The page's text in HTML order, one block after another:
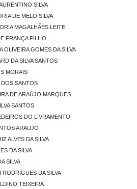
SILVA
DE MELO SILVA
MAGALHÃES LEITE
FRANÇA FILHO
OLIVEIRA GOMES DA SILVA
DA SILVA SANTOS
MORAIS
DOS SANTOS
DE ARAÚJO MARQUES
SANTOS
DO LIVRAMENTO
ARAUJO
ALVES DA SILVA
DA SILVA
SILVA
RODRIGUES DA SILVA
TEIXEIRA